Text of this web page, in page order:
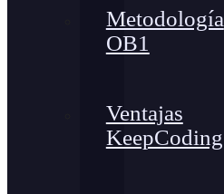
Metodología
OB1
Ventajas
KeepCoding